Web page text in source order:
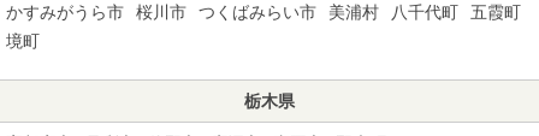
かすみがうら市
桜川市 つくばみらい市 美浦村 八千代町
五霞町
境町
栃木県